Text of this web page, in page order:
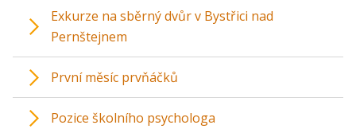
Exkurze na sběrný dvůr v Bystřici nad
Pernštejnem
První měsíc prvňáčků
Pozice školního psychologa